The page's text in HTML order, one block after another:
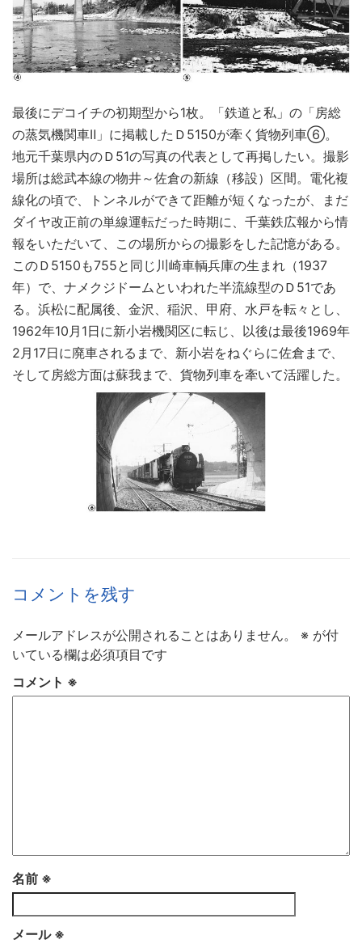
最後にデコイチの初期型から1枚。「鉄道と私」の「房総
の蒸気機関車Ⅱ」に掲載したＤ5150が牽く貨物列車⑥。
地元千葉県内のＤ51の写真の代表として再掲したい。撮影
場所は総武本線の物井～佐倉の新線（移設）区間。電化複
線化の頃で、トンネルができて距離が短くなったが、まだ
ダイヤ改正前の単線運転だった時期に、千葉鉄広報から情
報をいただいて、この場所からの撮影をした記憶がある。
このＤ5150も755と同じ川崎車輌兵庫の生まれ（1937
年）で、ナメクジドームといわれた半流線型のＤ51であ
る。浜松に配属後、金沢、稲沢、甲府、水戸を転々とし、
1962年10月1日に新小岩機関区に転じ、以後は最後1969年
2月17日に廃車されるまで、新小岩をねぐらに佐倉まで、
そして房総方面は蘇我まで、貨物列車を牽いて活躍した。
コメントを残す
メールアドレスが公開されることはありません。 ※ が付
いている欄は必須項目です
コメント ※
名前 ※
メール ※